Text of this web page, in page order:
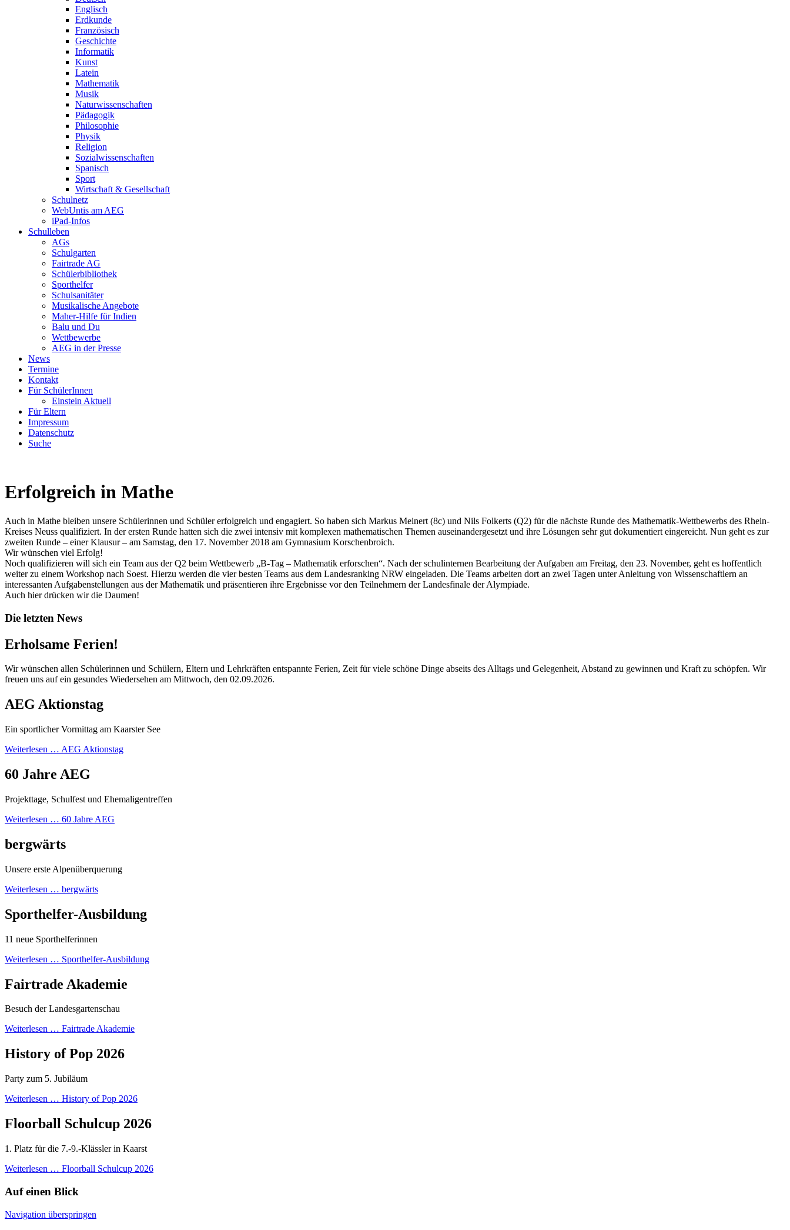
Englisch
Erdkunde
Französisch
Geschichte
Informatik
Kunst
Latein
Mathematik
Musik
Naturwissenschaften
Pädagogik
Philosophie
Physik
Religion
Sozialwissenschaften
Spanisch
Sport
Wirtschaft & Gesellschaft
Schulnetz
WebUntis am AEG
iPad-Infos
Schulleben
AGs
Schulgarten
Fairtrade AG
Schülerbibliothek
Sporthelfer
Schulsanitäter
Musikalische Angebote
Maher-Hilfe für Indien
Balu und Du
Wettbewerbe
AEG in der Presse
News
Termine
Kontakt
Für SchülerInnen
Einstein Aktuell
Für Eltern
Impressum
Datenschutz
Suche
Erfolgreich in Mathe
Auch in Mathe bleiben unsere Schülerinnen und Schüler erfolgreich und engagiert. So haben sich Markus Meinert (8c) und Nils Folkerts (Q2) für die nächste Runde des Mathematik-Wettbewerbs des Rhein-
Kreises Neuss qualifiziert. In der ersten Runde hatten sich die zwei intensiv mit komplexen mathematischen Themen auseinandergesetzt und ihre Lösungen sehr gut dokumentiert eingereicht. Nun geht es zur
zweiten Runde – einer Klausur – am Samstag, den 17. November 2018 am Gymnasium Korschenbroich.
Wir wünschen viel Erfolg!
Noch qualifizieren will sich ein Team aus der Q2 beim Wettbewerb „B-Tag – Mathematik erforschen“. Nach der schulinternen Bearbeitung der Aufgaben am Freitag, den 23. November, geht es hoffentlich
weiter zu einem Workshop nach Soest. Hierzu werden die vier besten Teams aus dem Landesranking NRW eingeladen. Die Teams arbeiten dort an zwei Tagen unter Anleitung von Wissenschaftlern an
interessanten Aufgabenstellungen aus der Mathematik und präsentieren ihre Ergebnisse vor den Teilnehmern der Landesfinale der Alympiade.
Auch hier drücken wir die Daumen!
Die letzten News
Erholsame Ferien!
Wir wünschen allen Schülerinnen und Schülern, Eltern und Lehrkräften entspannte Ferien, Zeit für viele schöne Dinge abseits des Alltags und Gelegenheit, Abstand zu gewinnen und Kraft zu schöpfen. Wir
freuen uns auf ein gesundes Wiedersehen am Mittwoch, den 02.09.2026.
AEG Aktionstag
Ein sportlicher Vormittag am Kaarster See
Weiterlesen … AEG Aktionstag
60 Jahre AEG
Projekttage, Schulfest und Ehemaligentreffen
Weiterlesen … 60 Jahre AEG
bergwärts
Unsere erste Alpenüberquerung
Weiterlesen … bergwärts
Sporthelfer-Ausbildung
11 neue Sporthelferinnen
Weiterlesen … Sporthelfer-Ausbildung
Fairtrade Akademie
Besuch der Landesgartenschau
Weiterlesen … Fairtrade Akademie
History of Pop 2026
Party zum 5. Jubiläum
Weiterlesen … History of Pop 2026
Floorball Schulcup 2026
1. Platz für die 7.-9.-Klässler in Kaarst
Weiterlesen … Floorball Schulcup 2026
Auf einen Blick
Navigation überspringen